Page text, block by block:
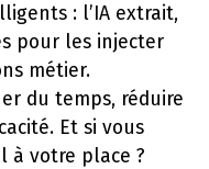
: l’IA extrait,
pour les injecter
métier.
du temps, réduire
Et si vous
à votre place ?